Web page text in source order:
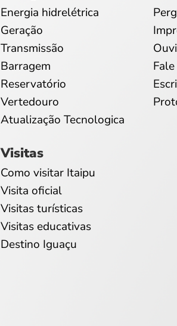
Energia hidrelétrica
Geração
Transmissão
Barragem
Reservatório
Vertedouro
Atualização Tecnologica
Visitas
Como visitar Itaipu
Visita oficial
Visitas turísticas
Visitas educativas
Destino Iguaçu